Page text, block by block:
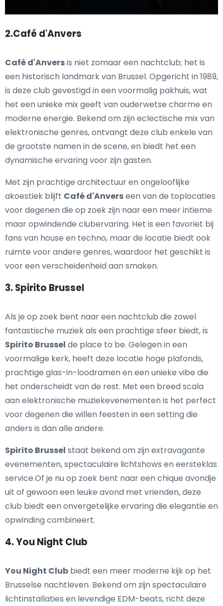
2.Café d'Anvers
Café d'Anversis niet zomaar een nachtclub; het is
een historisch landmark van Brussel. Opgericht in 1989,
is deze club gevestigd in een voormalig pakhuis, wat
het een unieke mix geeft van ouderwetse charme en
moderne energie. Bekend om zijn eclectische mix van
elektronische genres, ontvangt deze club enkele van
de grootste namen in de scene, en biedt het een
dynamische ervaring voor zijn gasten.
Met zijn prachtige architectuur en ongelooflijke
akoestiek blijft Café d'Anverseen van de toplocaties
voor degenen die op zoek zijn naar een meer intieme
maar opwindende clubervaring. Het is een favoriet bij
fans van house en techno, maar de locatie biedt ook
ruimte voor andere genres, waardoor het geschikt is
voor een verscheidenheid aan smaken.
3. Spirito Brussel
Als je op zoek bent naar een nachtclub die zowel
fantastische muziek als een prachtige sfeer biedt, is
Spirito Brussel de place to be. Gelegen in een
voormalige kerk, heeft deze locatie hoge plafonds,
prachtige glas-in-loodramen en een unieke vibe die
het onderscheidt van de rest. Met een breed scala
aan elektronische muziekevenementen is het perfect
voor degenen die willen feesten in een setting die
anders is dan alle andere.
Spirito Brussel staat bekend om zijn extravagante
evenementen, spectaculaire lichtshows en eersteklas
service.Of je nu op zoek bent naar een chique avondje
uit of gewoon een leuke avond met vrienden, deze
club biedt een onvergetelijke ervaring die elegantie en
opwinding combineert.
4. You Night Club
You Night Club biedt een meer moderne kijk op het
Brusselse nachtleven. Bekend om zijn spectaculaire
lichtinstallaties en levendige EDM-beats, richt deze